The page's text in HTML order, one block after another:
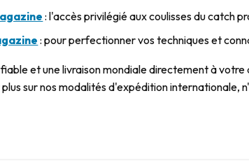
: l'accès privilégié aux coulisses du catch
: pour perfectionner vos techniques et
et une livraison mondiale directement à
sur nos modalités d'expédition internationale,